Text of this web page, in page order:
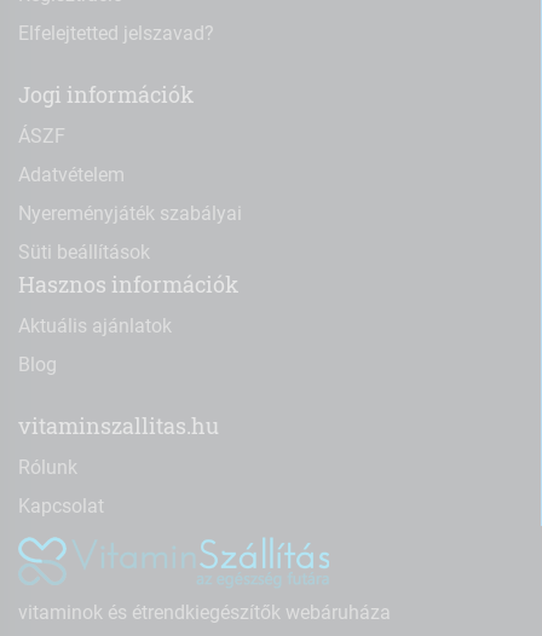
Elfelejtetted jelszavad?
Jogi információk
ÁSZF
Adatvételem
Nyereményjáték szabályai
Süti beállítások
Hasznos információk
Aktuális ajánlatok
Blog
vitaminszallitas.hu
Rólunk
Kapcsolat
vitaminok és étrendkiegészítők webáruháza